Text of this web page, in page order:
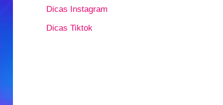
Dicas Instagram
Dicas Tiktok